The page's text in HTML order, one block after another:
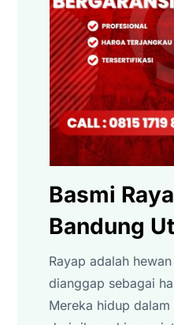
Basmi
Bandung
Rayap adalah
dianggap sebagai
Mereka hidup